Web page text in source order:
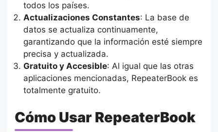
todos los países.
Actualizaciones Constantes: La base de
datos se actualiza continuamente,
garantizando que la información esté siempre
precisa y actualizada.
Gratuito y Accesible: Al igual que las otras
aplicaciones mencionadas, RepeaterBook es
totalmente gratuito.
Cómo Usar RepeaterBook